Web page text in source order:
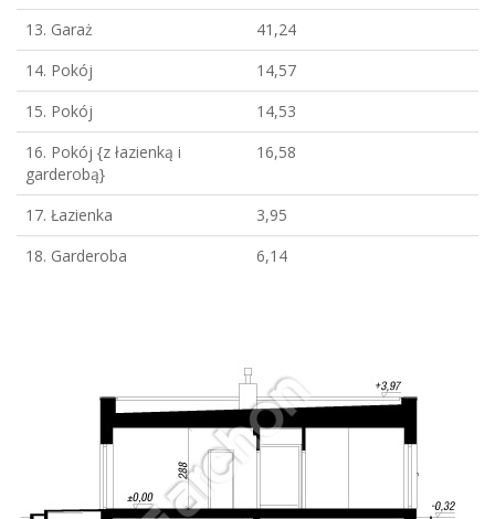
13. Garaż
41,24
14. Pokój
14,57
15. Pokój
14,53
16. Pokój {z łazienką i
garderobą}
16,58
17. Łazienka
3,95
18. Garderoba
6,14